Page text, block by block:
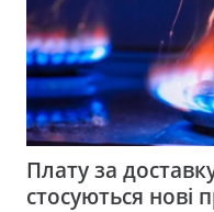
Плату за
стосуються нові